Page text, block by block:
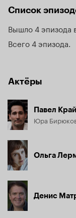
надеется
отношение к
Список
Вышло 4 эпизода
Всего 4 эпизода
Актёры
Павел
Юра
Ольга
Денис